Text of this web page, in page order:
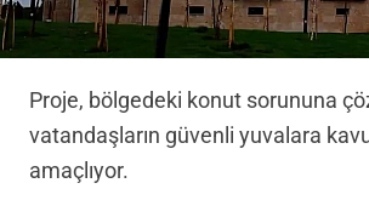
Proje, bölgedeki konut sorununa
vatandaşların güvenli yuvalara
amaçlıyor.